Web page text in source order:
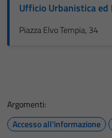
Ufficio Urbanistica ed
Piazza Elvo Tempia, 34
Argomenti:
Accesso all'informazione